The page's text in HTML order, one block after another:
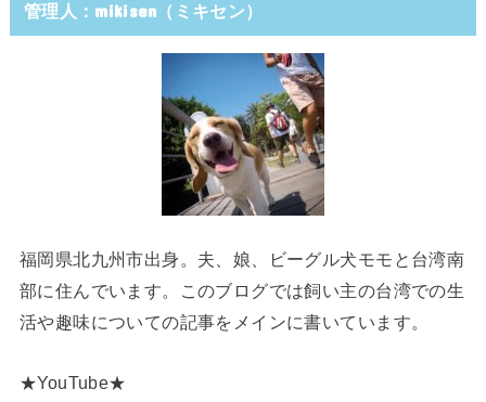
管理人：mikisen（ミキセン）
福岡県北九州市出身。夫、娘、ビーグル犬モモと台湾南
部に住んでいます。このブログでは飼い主の台湾での生
活や趣味についての記事をメインに書いています。
★YouTube★